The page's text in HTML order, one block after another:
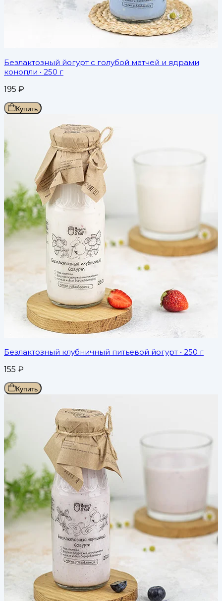
Безлактозный йогурт с голубой матчей и ядрами
конопли • 250 г
195 ₽
Купить
Безлактозный клубничный питьевой йогурт • 250 г
155 ₽
Купить